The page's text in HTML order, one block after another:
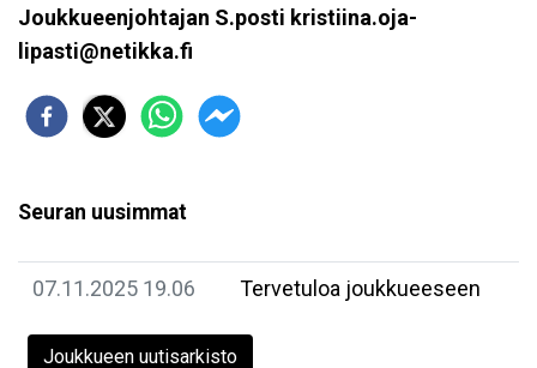
Joukkueenjohtajan S.posti kristiina.oja-
lipasti@netikka.fi
Seuran uusimmat
07.11.2025 19.06 Tervetuloa joukkueeseen
Joukkueen uutisarkisto